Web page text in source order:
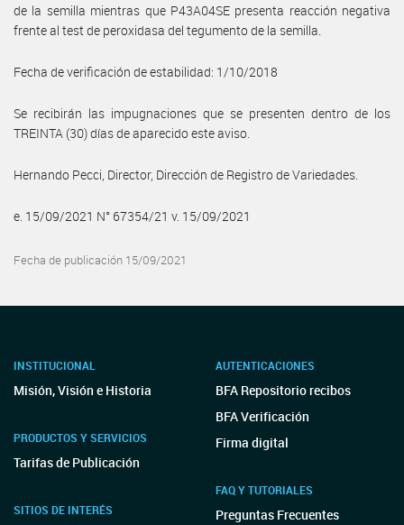
de la semilla mientras que P43A04SE presenta reacción negativa
frente al test de peroxidasa del tegumento de la semilla.
Fecha de verificación de estabilidad: 1/10/2018
Se recibirán las impugnaciones que se presenten dentro de los
TREINTA (30) días de aparecido este aviso.
Hernando Pecci, Director, Dirección de Registro de Variedades.
e. 15/09/2021 N° 67354/21 v. 15/09/2021
Fecha de publicación 15/09/2021
INSTITUCIONAL
Misión, Visión e Historia
PRODUCTOS Y SERVICIOS
Tarifas de Publicación
SITIOS DE INTERÉS
AUTENTICACIONES
BFA Repositorio recibos
BFA Verificación
Firma digital
FAQ Y TUTORIALES
Preguntas Frecuentes